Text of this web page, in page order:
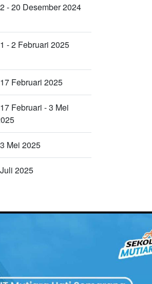
- 20 Desember 2024
- 2 Februari 2025
Februari 2025
Februari - 3 Mei
Mei 2025
2025